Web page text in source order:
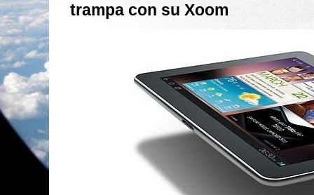
trampa con su Xoom